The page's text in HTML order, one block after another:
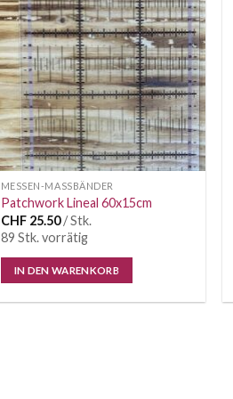
Wunschliste
MESSEN-MASSBÄNDER
Patchwork Lineal 60x15cm
CHF25.50/ Stk.
89 Stk. vorrätig
IN DEN WARENKORB